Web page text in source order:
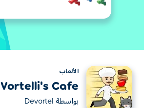
الألعاب
Vortelli's Cafe
بواسطة Devortel